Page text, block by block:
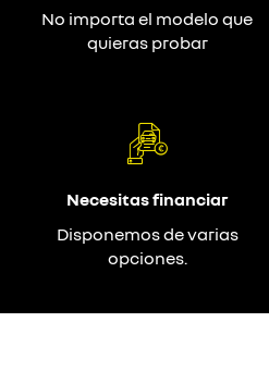
No importa el modelo que
quieras probar
Necesitas financiar
Disponemos de varias
opciones.